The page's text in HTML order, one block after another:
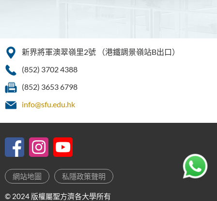
新界將軍澳翠嶺里2號
（港鐵調景嶺站B出口）
(852) 3702 4388
(852) 3653 6798
info@sfu.edu.hk
網站地圖 私隱政策聲明
© 2024 版權屬聖方濟各大學所有